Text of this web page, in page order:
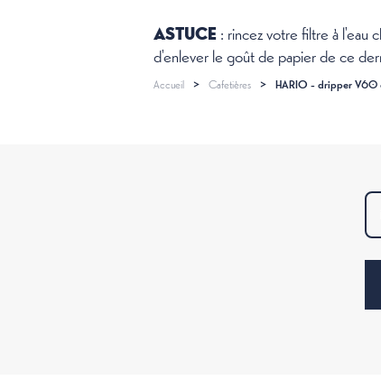
ASTUCE: rincez votre filtre à l'eau
d'enlever le goût de papier de ce
Accueil > Cafetières > HARIO - dripper V60